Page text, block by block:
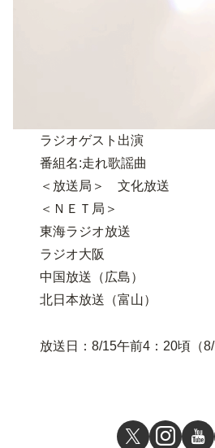
ラジオゲスト出演
番組名:走れ歌謡曲
＜放送局＞ 文化放送
＜ＮＥＴ局＞
東海ラジオ放送
ラジオ大阪
中国放送（広島）
北日本放送（富山）
放送日：8/15午前4：20頃（8/